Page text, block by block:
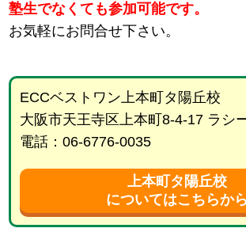
塾生でなくても参加可能です。
お気軽にお問合せ下さい。
ECCベストワン上本町タ陽丘校
大阪市天王寺区上本町8-4-17 ラシ
電話：06-6776-0035
上本町タ陽丘校
についてはこちらから